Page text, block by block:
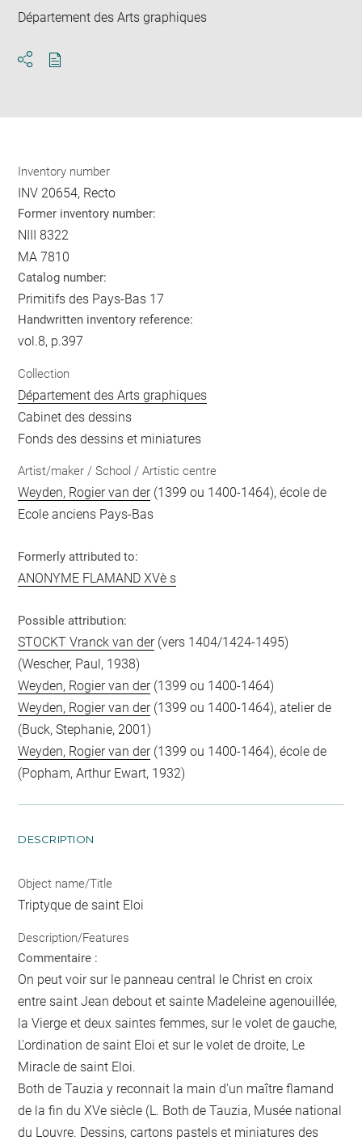
Département des Arts graphiques
Inventory number
INV 20654, Recto
Former inventory number:
NIII 8322
MA 7810
Catalog number:
Primitifs des Pays-Bas 17
Handwritten inventory reference:
vol.8, p.397
Collection
Département des Arts graphiques
Cabinet des dessins
Fonds des dessins et miniatures
Artist/maker / School / Artistic centre
Weyden, Rogier van der(1399 ou 1400-1464), école de
Ecole anciens Pays-Bas
Formerly attributed to:
ANONYME FLAMAND XVè s
Possible attribution:
STOCKT Vranck van der(vers 1404/1424-1495)
(Wescher, Paul, 1938)
Weyden, Rogier van der(1399 ou 1400-1464)
Weyden, Rogier van der(1399 ou 1400-1464), atelier de
(Buck, Stephanie, 2001)
Weyden, Rogier van der(1399 ou 1400-1464), école de
(Popham, Arthur Ewart, 1932)
DESCRIPTION
Object name/Title
Triptyque de saint Eloi
Description/Features
Commentaire :
On peut voir sur le panneau central le Christ en croix
entre saint Jean debout et sainte Madeleine agenouillée,
la Vierge et deux saintes femmes, sur le volet de gauche,
L'ordination de saint Eloi et sur le volet de droite, Le
Miracle de saint Eloi.
Both de Tauzia y reconnait la main d'un maître flamand
de la fin du XVe siècle (L. Both de Tauzia, Musée national
du Louvre. Dessins, cartons pastels et miniatures des